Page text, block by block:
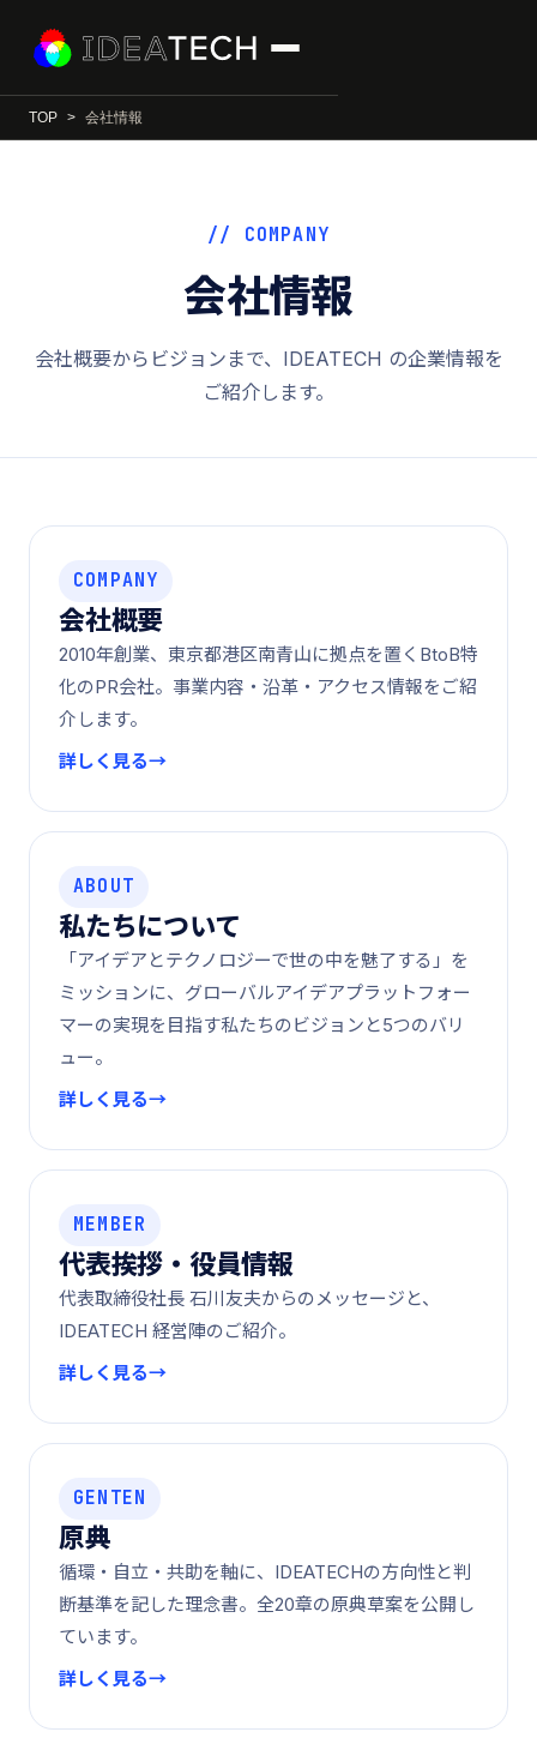
TOP 会社情報
// COMPANY
会社情報
会社概要からビジョンまで、IDEATECH の企業情報を
ご紹介します。
COMPANY
会社概要
2010年創業、東京都港区南青山に拠点を置くBtoB特
化のPR会社。事業内容・沿革・アクセス情報をご紹
介します。
詳しく見る
ABOUT
私たちについて
「アイデアとテクノロジーで世の中を魅了する」を
ミッションに、グローバルアイデアプラットフォー
マーの実現を目指す私たちのビジョンと5つのバリ
ュー。
詳しく見る
MEMBER
代表挨拶・役員情報
代表取締役社長 石川友夫からのメッセージと、
IDEATECH 経営陣のご紹介。
詳しく見る
GENTEN
原典
循環・自立・共助を軸に、IDEATECHの方向性と判
断基準を記した理念書。全20章の原典草案を公開し
ています。
詳しく見る